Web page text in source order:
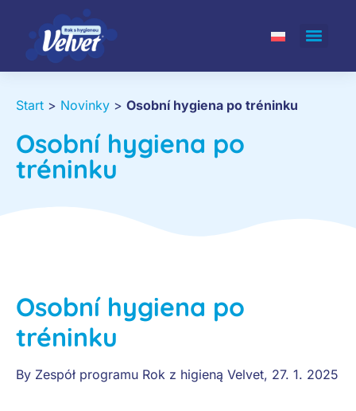
Start > Novinky > Osobní hygiena po tréninku
Osobní hygiena po
tréninku
Osobní hygiena po
tréninku
By Zespół programu Rok z higieną Velvet, 27. 1. 2025